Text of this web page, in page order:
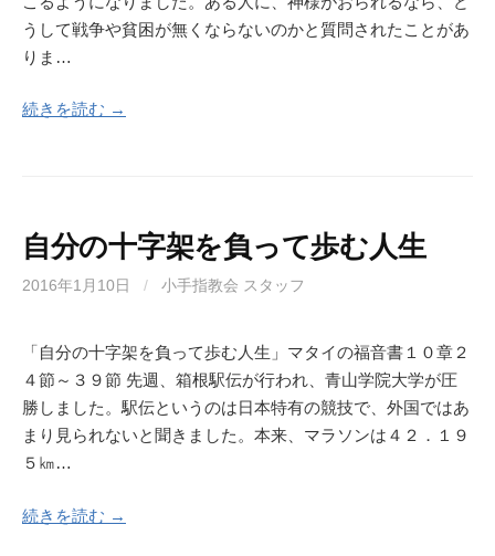
うして戦争や貧困が無くならないのかと質問されたことがあ
りま…
続きを読む →
自分の十字架を負って歩む人生
2016年1月10日 / 小手指教会 スタッフ
「自分の十字架を負って歩む人生」マタイの福音書１０章２
４節～３９節 先週、箱根駅伝が行われ、青山学院大学が圧
勝しました。駅伝というのは日本特有の競技で、外国ではあ
まり見られないと聞きました。本来、マラソンは４２．１９
５㎞…
続きを読む →